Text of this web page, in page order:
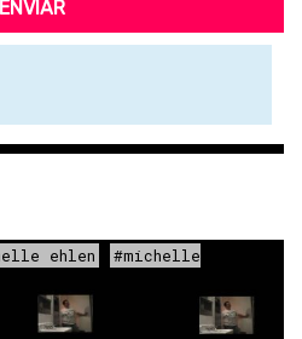
ENVIAR
ehlen
#michelle